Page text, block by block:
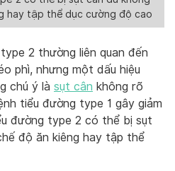
hay tập thể dục cường độ cao
2 thường liên quan đến
phì, nhưng một dấu hiệu
chú ý là sụt cân không rõ
tiểu đường type 1 gây giảm
đường type 2 có thể bị sụt
độ ăn kiêng hay tập thể